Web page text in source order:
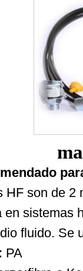
HF son de 2
en sistemas
fluido. Se
PA